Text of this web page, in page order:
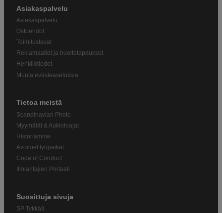
Asiakaspalvelu
Asiakaspalvelu
Ostoehdot
Toimitustavat
Reklamaatiot ja huoltotapaukset
Henkilötiedot
Muuta evästeasetuksia
Tietoa meistä
Scandinavian Photo
Myymälät & Aukioloajat
Historiamme
Avoimet työpaikat
Code of Conduct
Ilmiantajien Portaali
Suosittuja sivuja
SP Tykkää